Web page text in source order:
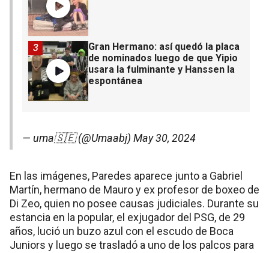
Gran Hermano: así quedó la placa
de nominados luego de que Yipio
usara la fulminante y Hanssen la
espontánea
3
— uma🇸🇪 (@Umaabj) May 30, 2024
En las imágenes, Paredes aparece junto a Gabriel
Martín, hermano de Mauro y ex profesor de boxeo de
Di Zeo, quien no posee causas judiciales. Durante su
estancia en la popular, el exjugador del PSG, de 29
años, lució un buzo azul con el escudo de Boca
Juniors y luego se trasladó a uno de los palcos para